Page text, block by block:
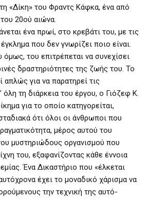
«Δίκη» του Φραντς Κάφκα, ένα από
20ού αιώνα.
ένα πρωί, στο κρεβάτι του, με τις
που δεν γνωρίζει ποιο είναι.
του επιτρέπεται να συνεχίσει
δραστηριότητες της ζωής του. Το
απλώς για να παρατηρεί τις
όλη τη διάρκεια του έργου, ο Γιόζεφ Κ.
για το οποίο κατηγορείται,
ότι όλοι οι άνθρωποι που
μέρος αυτού του
μυστηριώδους οργανισμού που
του, εξαφανίζοντας κάθε έννοια
Ένα Δικαστήριο που «έλκεται
έχει το μοναδικό χάρισμα να
την τεχνική της αυτό-